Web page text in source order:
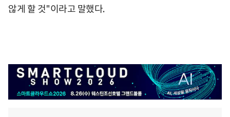
않게 할 것"이라고 말했다.